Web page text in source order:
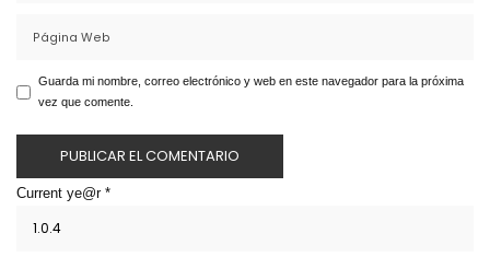
Guarda mi nombre, correo electrónico y web en este navegador para la próxima
vez que comente.
Current ye@r *